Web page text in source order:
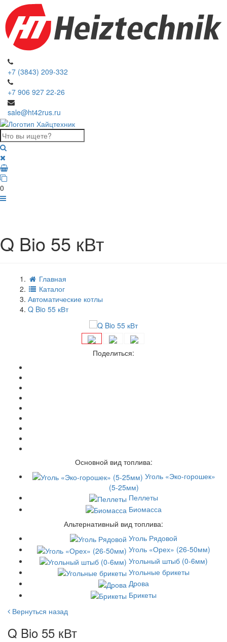
+7 (3843) 209-332
+7 906 927 22-26
sale@ht42rus.ru
0
Q Bio 55 кВт
Главная
Каталог
Автоматические котлы
Q Bio 55 кВт
Поделиться:
Основной вид топлива:
Уголь «Эко-горошек»
(5-25мм)
Пеллеты
Биомасса
Альтернативный вид топлива:
Уголь Рядовой
Уголь «Орех» (26-50мм)
Угольный штыб (0-6мм)
Угольные брикеты
Дрова
Брикеты
Вернуться назад
Q Bio 55 кВт